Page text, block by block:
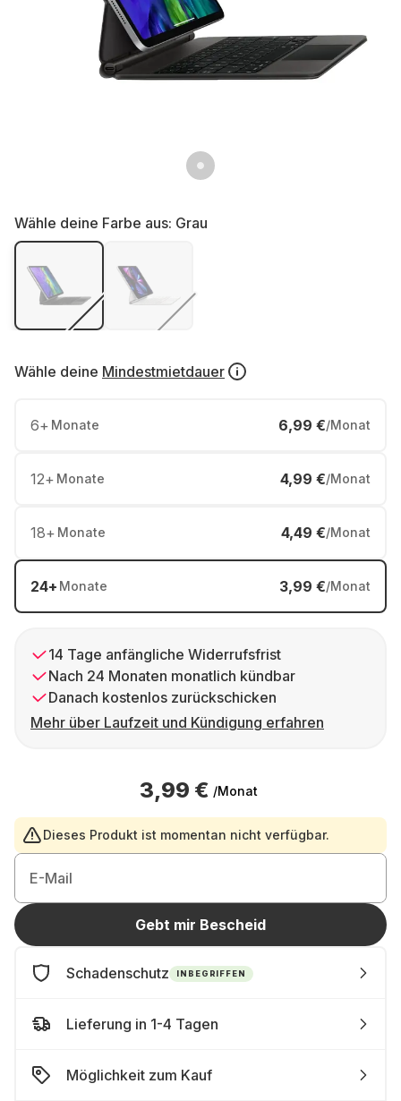
Wähle deine Farbe aus: Grau
Wähle deine Mindestmietdauer
6+ Monate 6,99 €/Monat
12+ Monate 4,99 €/Monat
18+ Monate 4,49 €/Monat
24+ Monate 3,99 €/Monat
14 Tage anfängliche Widerrufsfrist
Nach 24 Monaten monatlich kündbar
Danach kostenlos zurückschicken
Mehr über Laufzeit und Kündigung erfahren
3,99 € /Monat
Dieses Produkt ist momentan nicht verfügbar.
E-Mail
Gebt mir Bescheid
Schadenschutz INBEGRIFFEN
Lieferung in 1-4 Tagen
Möglichkeit zum Kauf